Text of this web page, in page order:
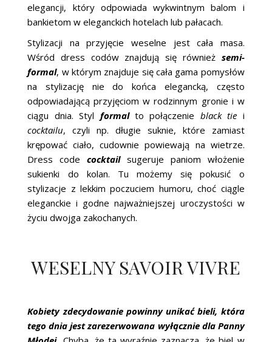
elegancji, który odpowiada wykwintnym balom i
bankietom w eleganckich hotelach lub pałacach.
Stylizacji na przyjęcie weselne jest cała masa.
Wśród dress codów znajdują się również semi-
formal, w którym znajduje się cała gama pomysłów
na stylizację nie do końca elegancką, często
odpowiadającą przyjęciom w rodzinnym gronie i w
ciągu dnia. Styl formalto połączenie black tie i
cocktailu, czyli np. długie suknie, które zamiast
krępować ciało, cudownie powiewają na wietrze.
Dress codecocktailsugeruje paniom włożenie
sukienki do kolan. Tu możemy się pokusić o
stylizacje z lekkim poczuciem humoru, choć ciągle
eleganckie i godne najważniejszej uroczystości w
życiu dwojga zakochanych.
WESELNY SAVOIR VIVRE
Kobiety zdecydowanie powinny unikać bieli, która
tego dnia jest zarezerwowana wyłącznie dla Panny